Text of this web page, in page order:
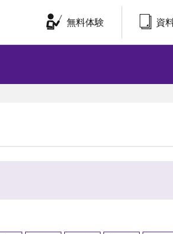
無料体験 資